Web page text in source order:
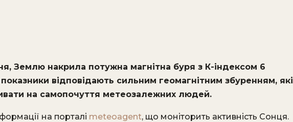
Землю накрила потужна магнітна буря з К-індексом 6
показники відповідають сильним геомагнітним збуренням, які
на самопочуття метеозалежних людей.
на порталі meteoagent, що моніторить активність Сонця.